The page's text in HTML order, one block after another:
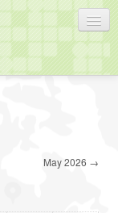
May 2026 →